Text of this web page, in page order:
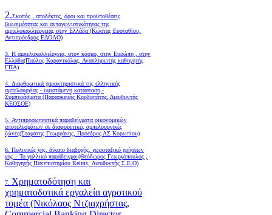
2.Σκοπός , αποδέκτες, όροι και προϋποθέσεις
βιωσιμότητας και ανταγωνιστικότητας της
αμπελοκαλλιέργειας στην Ελλάδα (Κώστας Ευσταθίου,
Αντιπρόεδρος ΕΔΟΑΟ)
3. Η αμπελοκαλλιέργεια, στον κόσμο, στην Ευρώπη , στην
Ελλάδα(Παύλος Καρανικόλας, Αναπληρωτής καθηγητής
ΓΠΑ)
4. Διαρθρωτικά χαρακτηριστικά της ελληνικής
αμπελουργίας - υφιστάμενη κατάσταση -
Συμπεράσματα (Παρασκευάς Κορδοπάτης, Διευθυντής
ΚΕΟΣΟΕ)
5. Αντιπροσωπευτικά παραδείγματα οικονομικών
αποτελεσμάτων σε διαφορετικές αμπελουργικές
ζώνες(Σταμάτης Γεωργάκης, Πρόεδρος ΑΣ Κορωπίου)
6. Πολιτικές γης, δίκαιο διαδοχής, χωροταξικό χρήσεων
γης – Το γαλλικό παράδειγμα (Θεόδωρος Γεωργόπουλος ,
Καθηγητής Πανεπιστημίου Reims, Διευθυντής Σ.Ε.Ο)
7. Χρηματοδότηση και
χρηματοδοτικά εργαλεία αγροτικού
τομέα (Νικόλαος Ντζιαχρήστας,